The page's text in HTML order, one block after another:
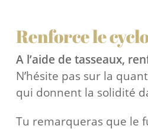
Renforce le
A l’aide de tasseaux,
N’hésite pas sur la
qui donnent la solidité
Tu remarqueras que le